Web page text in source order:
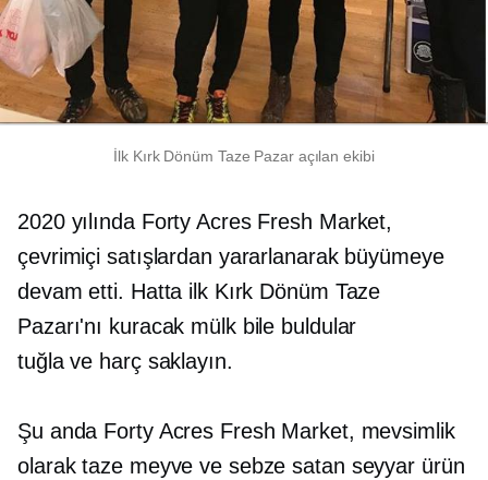
İlk Kırk Dönüm Taze Pazar açılan ekibi
2020 yılında Forty Acres Fresh Market,
çevrimiçi satışlardan yararlanarak büyümeye
devam etti. Hatta ilk Kırk Dönüm Taze
Pazarı'nı kuracak mülk bile buldular
tuğla ve harçsaklayın.
Şu anda Forty Acres Fresh Market, mevsimlik
olarak taze meyve ve sebze satan seyyar ürün